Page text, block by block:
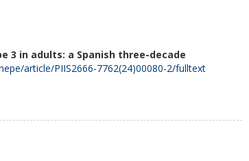
3 in adults: a Spanish three-decade
article/PIIS2666-7762(24)00080-2/fulltext